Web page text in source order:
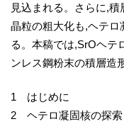
見込まれる。さらに,
晶粒の粗大化も,ヘテロ
る。本稿では,SrOヘテ
ンレス鋼粉末の積層造
1 はじめに
2 ヘテロ凝固核の探索